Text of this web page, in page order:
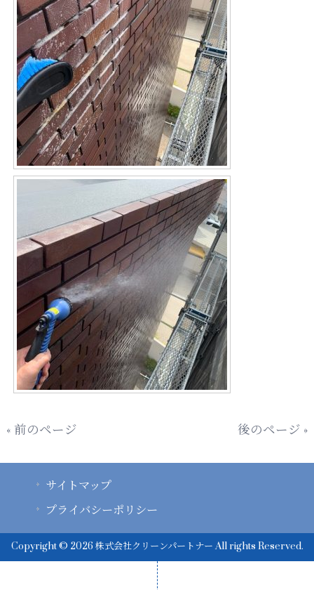
« 前のページ 後のページ »
サイトマップ
プライバシーポリシー
Copyright © 2026 株式会社クリーンパートナー All rights Reserved.